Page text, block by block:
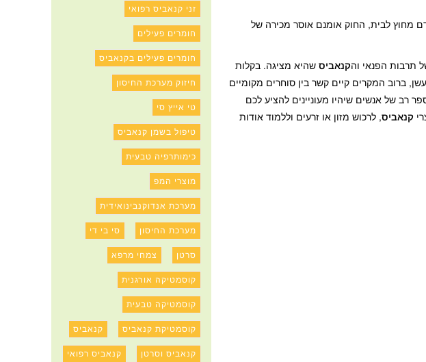
תרבות הפנאי והקנאביס שהיא מציגה. בקלות
ברוב המקרים קיים קשר בין סוחרים מקומיים
רב של אנשים שיהיו מעוניינים להציע לכם
קנאביס, לרכוש מזון או זרעים וללמוד אודות
זני קנאביס רפואי
חומרים פעילים
חומרים פעילים בקנאביס
חיזוק מערכת החיסון
טי אייץ סי
טיפול בשמן קנאביס
כימותרפיה טבעית
מוצרי המפ
מערכת אנדוקנבינואידית
מערכת החיסון סי בי די
סרטן צמחי מרפא
קוסמטיקה אורגנית
קוסמטיקה טבעית
קוסמטיקת קנאביס קנאביס
קנאביס וסרטן קנאביס רפואי